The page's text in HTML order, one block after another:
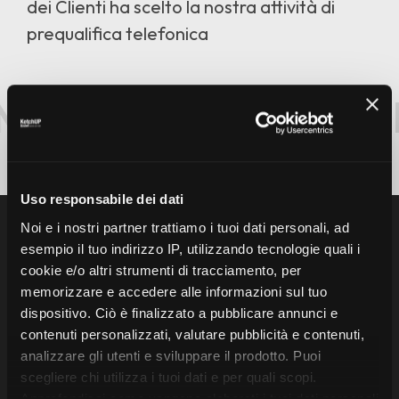
Uso responsabile dei dati
Noi e i nostri partner trattiamo i tuoi dati personali, ad
esempio il tuo indirizzo IP, utilizzando tecnologie quali i
cookie e/o altri strumenti di tracciamento, per
memorizzare e accedere alle informazioni sul tuo
dispositivo. Ciò è finalizzato a pubblicare annunci e
contenuti personalizzati, valutare pubblicità e contenuti,
analizzare gli utenti e sviluppare il prodotto. Puoi
scegliere chi utilizza i tuoi dati e per quali scopi.
dei Clienti ha scelto la nostra attività di
prequalifica telefonica
(I NOSTRI SERVIZI)
001
Direct Marketing